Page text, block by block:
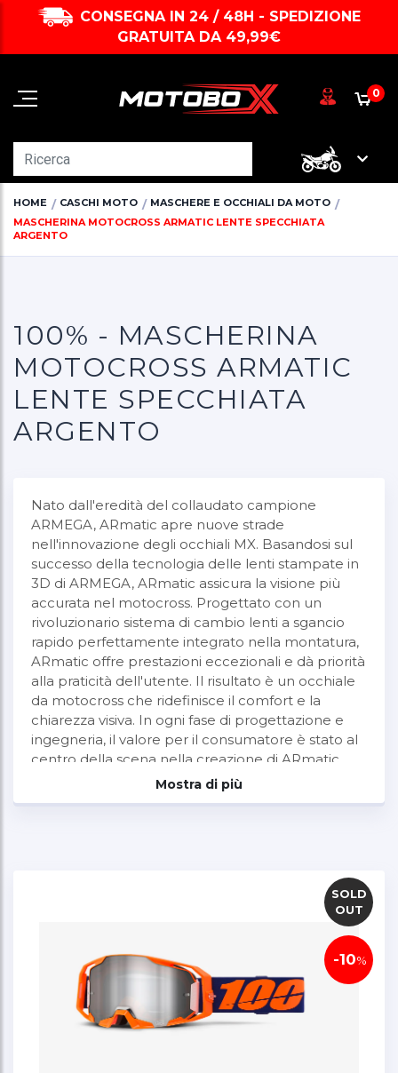
CONSEGNA IN 24 / 48H - SPEDIZIONE
GRATUITA DA 49,99€
0
HOME CASCHI MOTO
MASCHERE E OCCHIALI DA MOTO
MASCHERINA MOTOCROSS ARMATIC LENTE SPECCHIATA
ARGENTO
100% - MASCHERINA
MOTOCROSS ARMATIC
LENTE SPECCHIATA
ARGENTO
Nato dall'eredità del collaudato campione
ARMEGA, ARmatic apre nuove strade
nell'innovazione degli occhiali MX. Basandosi sul
successo della tecnologia delle lenti stampate in
3D di ARMEGA, ARmatic assicura la visione più
accurata nel motocross. Progettato con un
rivoluzionario sistema di cambio lenti a sgancio
rapido perfettamente integrato nella montatura,
ARmatic offre prestazioni eccezionali e dà priorità
alla praticità dell'utente. Il risultato è un occhiale
da motocross che ridefinisce il comfort e la
chiarezza visiva. In ogni fase di progettazione e
ingegneria, il valore per il consumatore è stato al
centro della scena nella creazione di ARmatic.
L'impegno per il valore senza compromettere le
perfetta di precisione, comfort e convenienza.
Mostra di più
SOLD
OUT
-10%